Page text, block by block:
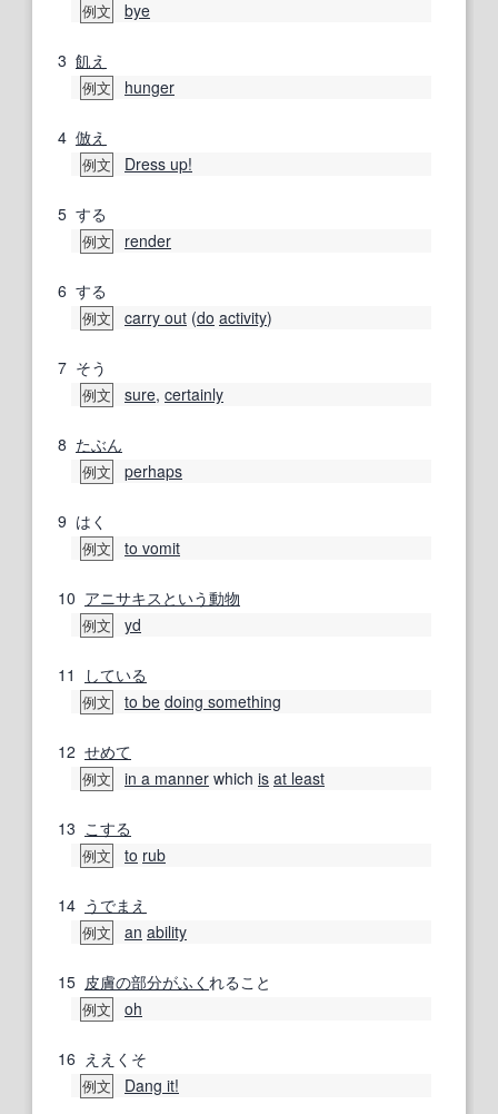
例文 bye
3 飢え
例文 hunger
4 倣え
例文 Dress up!
5 する
例文 render
6 する
例文 carry out (do activity)
7 そう
例文 sure, certainly
8 たぶん
例文 perhaps
9 はく
例文 to vomit
10 アニサキス という動物
例文 yd
11 している
例文 to be doing something
12 せめて
例文 in a manner which is at least
13 こする
例文 to rub
14 うでまえ
例文 an ability
15 皮膚の部分がふく れること
例文 oh
16 ええくそ
例文 Dang it!